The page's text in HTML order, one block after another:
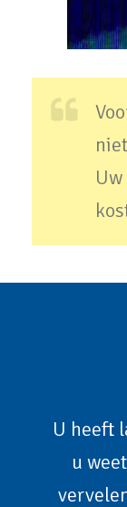
U heeft
u